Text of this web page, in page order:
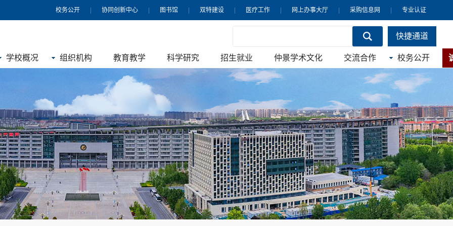
专业认证
采购信息网
网上办事大厅
医疗工作
双特建设
图书馆
协同创新中心
校务公开
快捷通道
学校概况 组织机构 教育教学 科学研究 招生就业 仲景学术文化 交流合作 校务公开